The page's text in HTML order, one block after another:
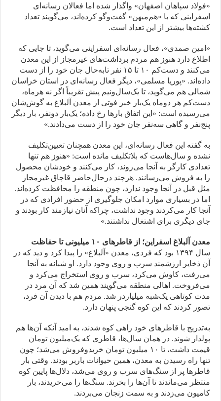
«فولاد سپاهان اصفهان» واگذار شده اما فعالان رسانه‌ای
اسفراینی که با «هم‌میهن» گفت‌وگو کرده‌اند، می‌گویند تعداد
کشته‌ها بیشتر از این تعداد است.
«امین صمدی»، فعال رسانه‌ای اسفراینی می‌گوید، تا جایی که
اطلاع دارد هنوز هم مردم برداشت‌های غیرمجاز از این معدن
می‌کنند و دست‌کم ۱۰ تا ۱۵ نفر تابه‌حال جان خود را از دست
داده‌اند. «پوریا مسلمی»، دیگر فعال رسانه‌ای در استان خراسان
شمالی هم می‌گوید، تا یک‌سال‌ونیم پیش تقریباً اگر نه هرماه،
دست‌کم هر دوماه یک‌بار خبر فوتی از معدن آلبلاغ به گوش‌شان
می‌رسیده است: «این اتفاق بارها رخ داده؛ یک‌بار دونفر، بار دیگر
پنج‌نفر و گاهی سه‌نفر جان خود را از دست می‌دادند.»
به گفته این فعال رسانه‌ای، این معدن همچنان تعیین‌تکلیف
نشده و سال‌هاست که بلاتکلیف مانده است: «هنوز هم تنها
تعدادی کارگر به آنجا می‌روند، کار می‌کنند و خودشان محصول
را به فروش می‌رسانند. هرچند درحال‌حاضر قاچاق غیرمجاز
مثل قبل در آنجا وجود ندارد، چون منطقه را محافظت کرده‌اند.
اما در بسیاری موارد امکان جلوگیری از حضور افرادی که در
آنجا کار می‌کردند وجود نداشت، چراکه آنان نیازمند کار بودند و
جای دیگری برای اشتغال نداشتند.»
معدن آلبلاغ اسفراین؛ از قاطرهای ۱۰ ‌میلیونی تا حفاظت
سال ۱۳۹۴ بود که فردی، معدن «آلبلاغ» را پیدا کرد و دید که در
آن ذخایر ارزشمند سرب و روی وجود دارد. او شبانه به آنجا
می‌رفت، کاوش می‌کرد، سرب و روی استخراج می‌کرد و
می‌فروخت. اهالی منطقه می‌گویند همین شد که آن مرد در
مدت کوتاهی یک‌شبه میلیاردر شد. مردم هم با دیدن آن فرد،
تصور کردند که این کوه گنجی پنهان دارد.
به‌تدریج با قاطرهای خود راهی کوه شدند، به امید آنکه آن‌ها هم
پولدار شوند. در همان سال‌ها، قاطری که یک‌میلیون تومان
قیمت داشت، تا ۱۰ میلیون تومان خریدوفروش می‌شد؛ چون
تنها راه رسیدن به معدن، همین حیوانات باربر بودند. وقتی بار
قاطرها پر از سنگ‌های سرب و روی می‌شد، دلال‌ها پایین کوه
منتظر می‌ماندند تا آن‌ها را بخرند. سنگ‌ها را می‌خریدند، بار
کامیون می‌زدند و به سمت زنجان می‌بردند.